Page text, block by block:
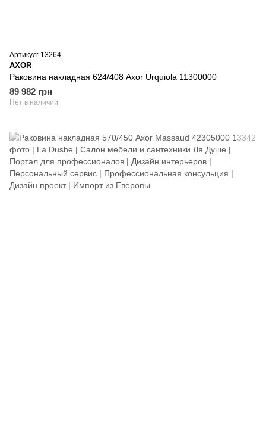
Артикул: 13264
AXOR
Раковина накладная 624/408 Axor Urquiola 11300000
89 982 грн
Нет в наличии